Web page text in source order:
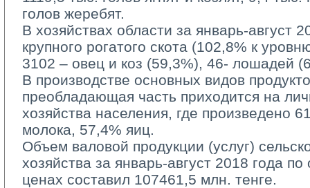
голов жеребят.
В хозяйствах области за январь-август
крупного рогатого скота (102,8% к
3102 – овец и коз (59,3%), 46- лошадей
В производстве основных видов
преобладающая часть приходится на
хозяйства населения, где произведено
молока, 57,4% яиц.
Объем валовой продукции (услуг)
хозяйства за январь-август 2018 года
ценах составил 107461,5 млн. тенге.